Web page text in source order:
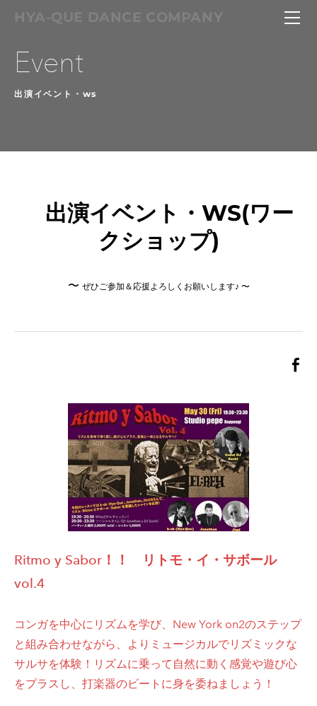
出演イベント・WS(ワー
クショップ)
〜 ぜひご参加＆応援よろしくお願いします♪ 〜
Ritmo y Sabor！！ リトモ・イ・サボール
vol.4
コンガを中心にリズムを学び、New York on2のステップ
と組み合わせながら、よりミュージカルでリズミックな
サルサを体験！リズムに乗って自然に動く感覚や遊び心
をプラスし、打楽器のビートに身を委ねましょう！
レギュラーコース
企画・イベント
Omambo Japan Proj